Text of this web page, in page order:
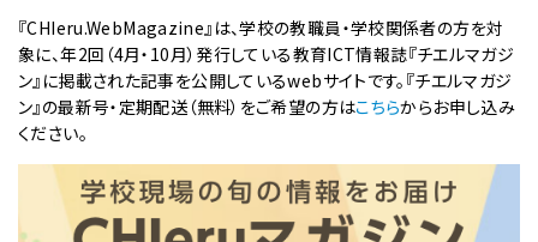
『CHIeru.WebMagazine』は、学校の教職員・学校関係者の方を対
象に、年2回（4月・10月）発行している教育ICT情報誌『チエルマガジ
ン』に掲載された記事を公開しているwebサイトです。『チエルマガジ
ン』の最新号・定期配送（無料）をご希望の方はこちらからお申し込み
ください。